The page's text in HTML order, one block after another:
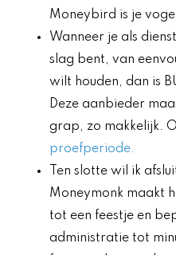
Moneybird is je
Wanneer je als
slag bent, van
wilt houden, dan is
Deze aanbieder
grap, zo makkelijk.
proefperiode.
Ten slotte wil ik
Moneymonk maakt
tot een feestje en
administratie tot